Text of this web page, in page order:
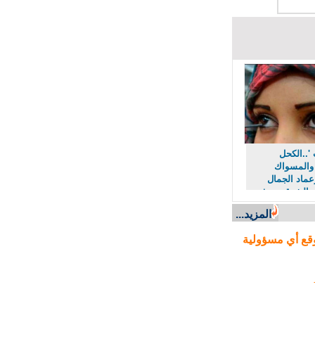
الجمال
منذ
المزيد...
أي مسؤولية